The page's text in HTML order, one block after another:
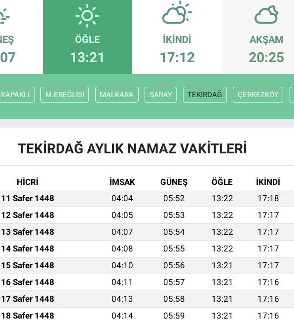
ÖĞLE
13:21
İKINDI
17:12
AKŞAM
20:25
KAPAKLI M.EREĞLİSİ MALKARA SARAY TEKİRDAĞ ÇERKEZKÖY
TEKİRDAĞ AYLIK NAMAZ VAKITLERI
HİCRİ İMSAK GÜNEŞ ÖĞLE İKINDI
11 Safer 1448 04:04 05:52 13:22 17:18
12 Safer 1448 04:05 05:53 13:22 17:17
13 Safer 1448 04:07 05:54 13:22 17:17
14 Safer 1448 04:08 05:55 13:22 17:17
15 Safer 1448 04:10 05:56 13:21 17:17
16 Safer 1448 04:11 05:57 13:21 17:16
17 Safer 1448 04:13 05:58 13:21 17:16
18 Safer 1448 04:14 05:59 13:21 17:16